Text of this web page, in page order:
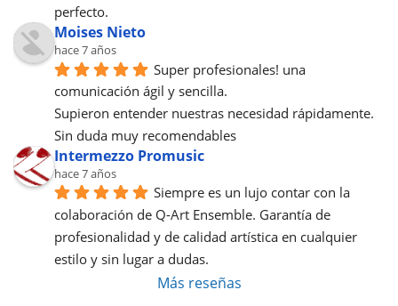
perfecto.
Moises Nieto
hace 7 años
Super profesionales! una
comunicación ágil y sencilla.
Supieron entender nuestras necesidad rápidamente.
Sin duda muy recomendables
Intermezzo Promusic
hace 7 años
Siempre es un lujo contar con la
colaboración de Q-Art Ensemble. Garantía de
profesionalidad y de calidad artística en cualquier
estilo y sin lugar a dudas.
Más reseñas